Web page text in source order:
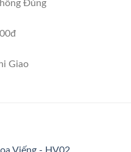
Đúng
Giao